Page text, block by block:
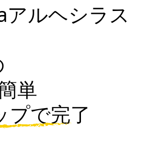
ルヘシラス
単
プで完了